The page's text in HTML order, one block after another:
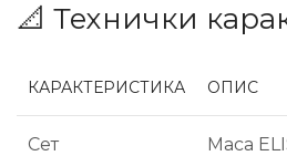
📐 Технички
КАРАКТЕРИСТИКА ОПИС
Сет Маса